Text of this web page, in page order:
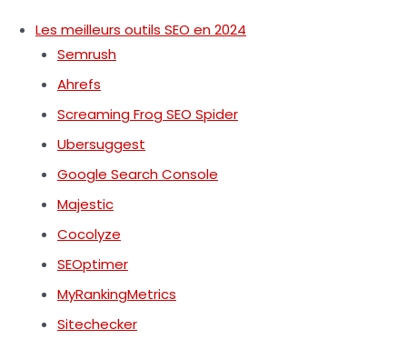
Les meilleurs outils SEO en 2024
Semrush
Ahrefs
Screaming Frog SEO Spider
Ubersuggest
Google Search Console
Majestic
Cocolyze
SEOptimer
MyRankingMetrics
Sitechecker